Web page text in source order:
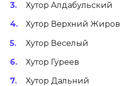
Хутор Алдабульский
Хутор Верхний Жиров
Хутор Веселый
Хутор Гуреев
Хутор Дальний